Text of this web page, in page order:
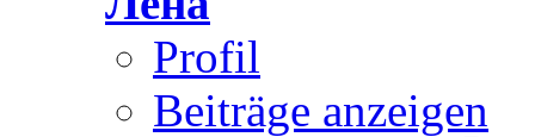
Profil
Beiträge anzeigen